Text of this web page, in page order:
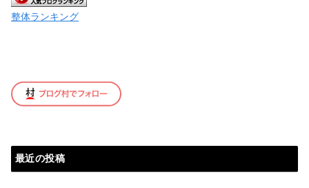
整体ランキング
最近の投稿